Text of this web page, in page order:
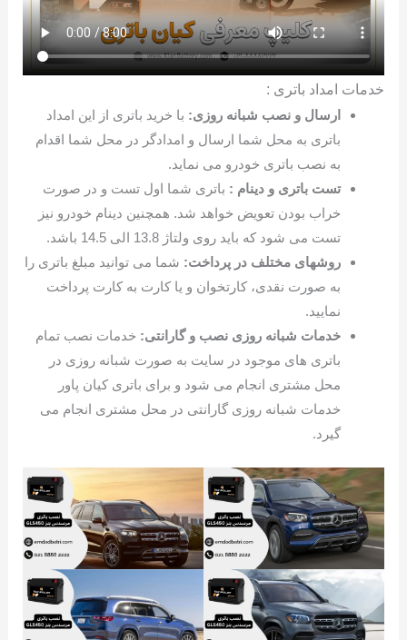
خدمات امداد باتری :
ارسال و نصب شبانه روزی: با خرید باتری از این امداد
باتری به محل شما ارسال و امدادگر در محل شما اقدام
به نصب باتری خودرو می نماید.
تست باتری و دینام : باتری شما اول تست و در صورت
خراب بودن تعویض خواهد شد. همچنین دینام خودرو نیز
تست می شود که باید روی ولتاژ 13.8 الی 14.5 باشد.
روشهای مختلف در پرداخت: شما می توانید مبلغ باتری را
به صورت نقدی، کارتخوان و یا کارت به کارت پرداخت
نمایید.
خدمات شبانه روزی نصب و گارانتی: خدمات نصب تمام
باتری های موجود در سایت به صورت شبانه روزی در
محل مشتری انجام می شود و برای باتری کیان پاور
خدمات شبانه روزی گارانتی در محل مشتری انجام می
گیرد.